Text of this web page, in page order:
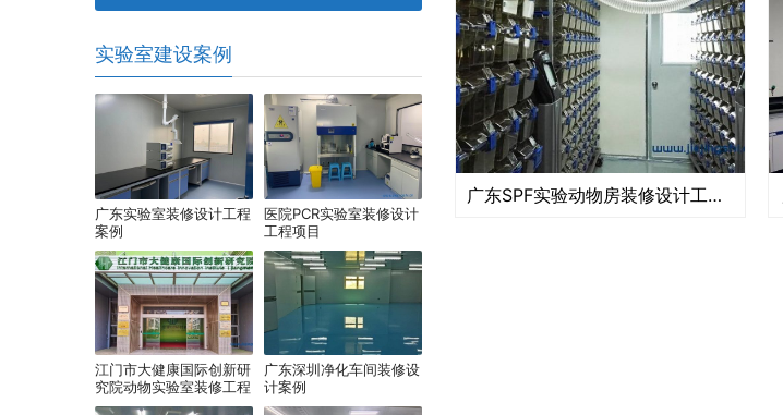
广东SPF实验动物房装修设计工程案例
实验室建设案例
广东实验室装修设计工程
案例
医院PCR实验室装修设计
工程项目
江门市大健康国际创新研
究院动物实验室装修工程
案例
广东深圳净化车间装修设
计案例